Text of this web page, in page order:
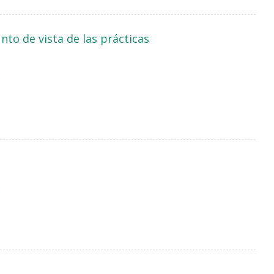
de vista de las prácticas